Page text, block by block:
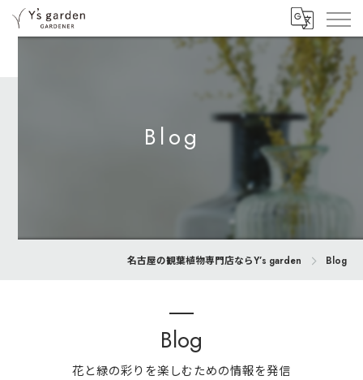
Blog
名古屋の観葉植物専門店ならY’s garden Blog
Blog
花と緑の彩りを楽しむための情報を発信